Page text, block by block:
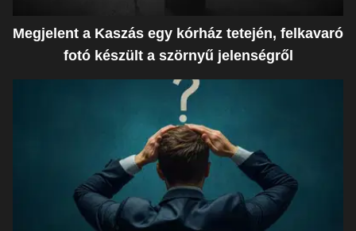
Megjelent a Kaszás egy kórház tetején, felkavaró
fotó készült a szörnyű jelenségről